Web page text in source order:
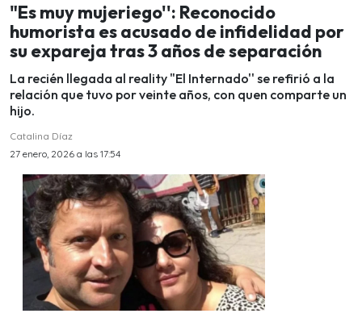
"Es muy mujeriego'': Reconocido
humorista es acusado de infidelidad por
su expareja tras 3 años de separación
La recién llegada al reality "El Internado'' se refirió a la
relación que tuvo por veinte años, con quen comparte un
hijo.
Catalina Díaz
27 enero, 2026 a las 17:54